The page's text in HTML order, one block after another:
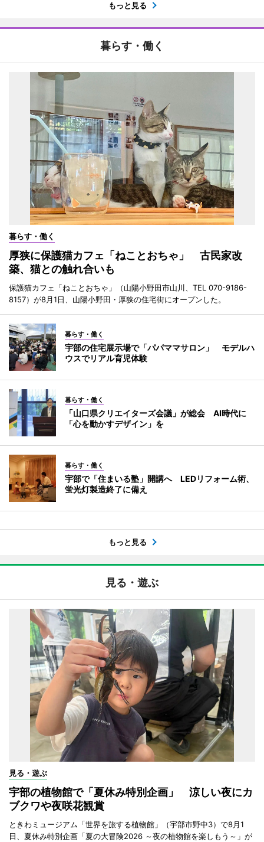
もっと見る
暮らす・働く
暮らす・働く
厚狭に保護猫カフェ「ねことおちゃ」 古民家改
築、猫との触れ合いも
保護猫カフェ「ねことおちゃ」（山陽小野田市山川、TEL 070-9186-
8157）が8月1日、山陽小野田・厚狭の住宅街にオープンした。
暮らす・働く
宇部の住宅展示場で「パパママサロン」 モデルハ
ウスでリアル育児体験
暮らす・働く
「山口県クリエイターズ会議」が総会 AI時代に
「心を動かすデザイン」を
暮らす・働く
宇部で「住まいる塾」開講へ LEDリフォーム術、
蛍光灯製造終了に備え
もっと見る
見る・遊ぶ
見る・遊ぶ
宇部の植物館で「夏休み特別企画」 涼しい夜にカ
ブクワや夜咲花観賞
ときわミュージアム「世界を旅する植物館」（宇部市野中3）で8月1
日、夏休み特別企画「夏の大冒険2026 ～夜の植物館を楽しもう～」が